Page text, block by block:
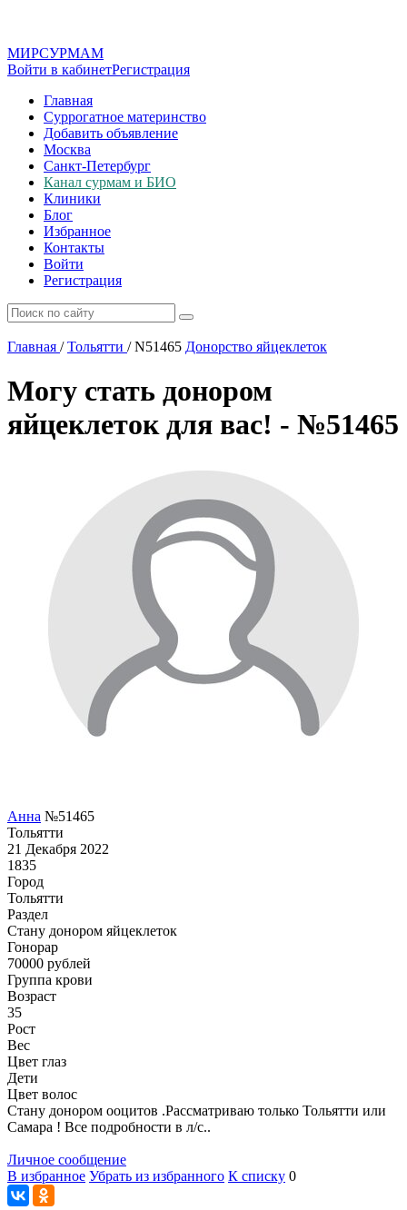
МИРСУРМАМ
Войти в кабинетРегистрация
Главная
Суррогатное материнство
Добавить объявление
Москва
Санкт-Петербург
Канал сурмам и БИО
Клиники
Блог
Избранное
Контакты
Войти
Регистрация
Главная / Тольятти /N51465 Донорство яйцеклеток
Могу стать донором
яйцеклеток для вас! - №51465
Анна №51465
Тольятти
21 Декабря 2022
1835
Город
Тольятти
Раздел
Стану донором яйцеклеток
Гонoрар
70000 рублей
Группа крови
Возраст
35
Рост
Вес
Цвет глаз
Дети
Цвет волос
Стану донором ооцитов .Рассматриваю только Тольятти или
Самара ! Все подробности в л/с..
Личное сообщение
В избранное Убрать из избранного К списку 0